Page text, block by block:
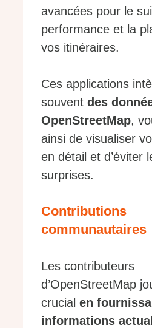
avancées pour le
performance et la
vos itinéraires.
Ces applications
souvent des
OpenStreetMap,
ainsi de visualiser
en détail et d’éviter
surprises.
Contributions
communautaires
Les contributeurs
d’OpenStreetMap
crucial en
informations